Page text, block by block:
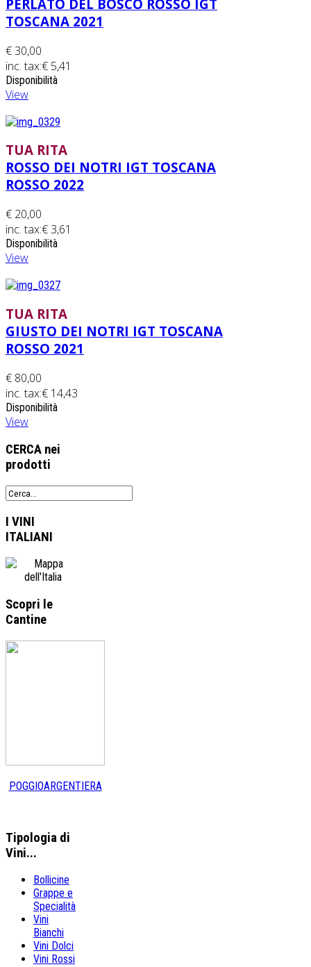
PERLATO DEL BOSCO ROSSO IGT
TOSCANA 2021
€ 30,00
inc. tax:€ 5,41
Disponibilità
View
TUA RITA
ROSSO DEI NOTRI IGT TOSCANA
ROSSO 2022
€ 20,00
inc. tax:€ 3,61
Disponibilità
View
TUA RITA
GIUSTO DEI NOTRI IGT TOSCANA
ROSSO 2021
€ 80,00
inc. tax:€ 14,43
Disponibilità
View
CERCA nei
prodotti
I VINI
ITALIANI
Scopri le
Cantine
POGGIOARGENTIERA
Tipologia di
Vini...
Bollicine
Grappe e
Specialità
Vini
Bianchi
Vini Dolci
Vini Rossi